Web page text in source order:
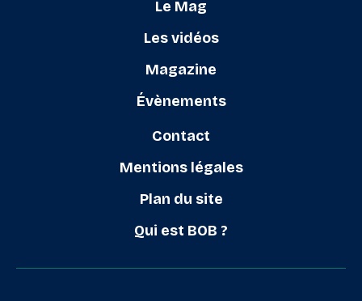
Le Mag
Les vidéos
Magazine
Évènements
Contact
Mentions légales
Plan du site
Qui est BOB ?